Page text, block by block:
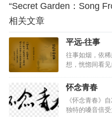
“Secret Garden：Song
相关文章
平远-往事
往事如烟，依
想，恍惚间看
匆闪过的瞬间用
片段小心收藏
一地的思绪。
厚香醇的回忆
怀念青春
《怀念青春》
独特的嗓音倍